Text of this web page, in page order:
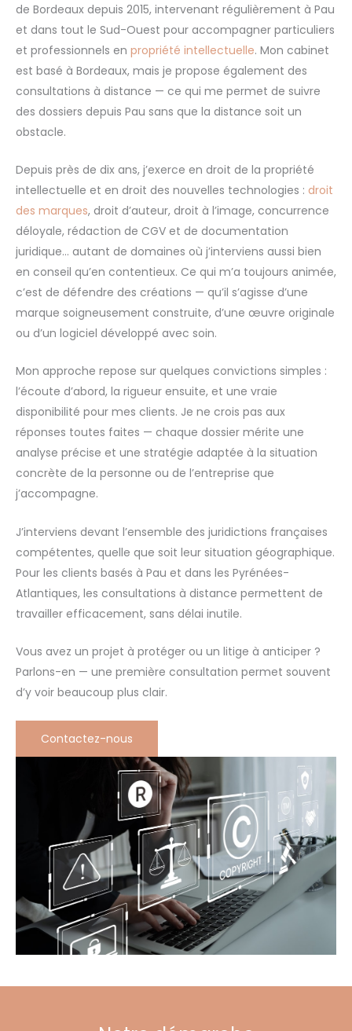
de Bordeaux depuis 2015, intervenant régulièrement à Pau
et dans tout le Sud-Ouest pour accompagner particuliers
et professionnels en propriété intellectuelle. Mon cabinet
est basé à Bordeaux, mais je propose également des
consultations à distance — ce qui me permet de suivre
des dossiers depuis Pau sans que la distance soit un
obstacle.
Depuis près de dix ans, j’exerce en droit de la propriété
intellectuelle et en droit des nouvelles technologies : droit
des marques, droit d’auteur, droit à l’image, concurrence
déloyale, rédaction de CGV et de documentation
juridique… autant de domaines où j’interviens aussi bien
en conseil qu’en contentieux. Ce qui m’a toujours animée,
c’est de défendre des créations — qu’il s’agisse d’une
marque soigneusement construite, d’une œuvre originale
ou d’un logiciel développé avec soin.
Mon approche repose sur quelques convictions simples :
l’écoute d’abord, la rigueur ensuite, et une vraie
disponibilité pour mes clients. Je ne crois pas aux
réponses toutes faites — chaque dossier mérite une
analyse précise et une stratégie adaptée à la situation
concrète de la personne ou de l’entreprise que
j’accompagne.
J’interviens devant l’ensemble des juridictions françaises
compétentes, quelle que soit leur situation géographique.
Pour les clients basés à Pau et dans les Pyrénées-
Atlantiques, les consultations à distance permettent de
travailler efficacement, sans délai inutile.
Vous avez un projet à protéger ou un litige à anticiper ?
Parlons-en — une première consultation permet souvent
d’y voir beaucoup plus clair.
Contactez-nous